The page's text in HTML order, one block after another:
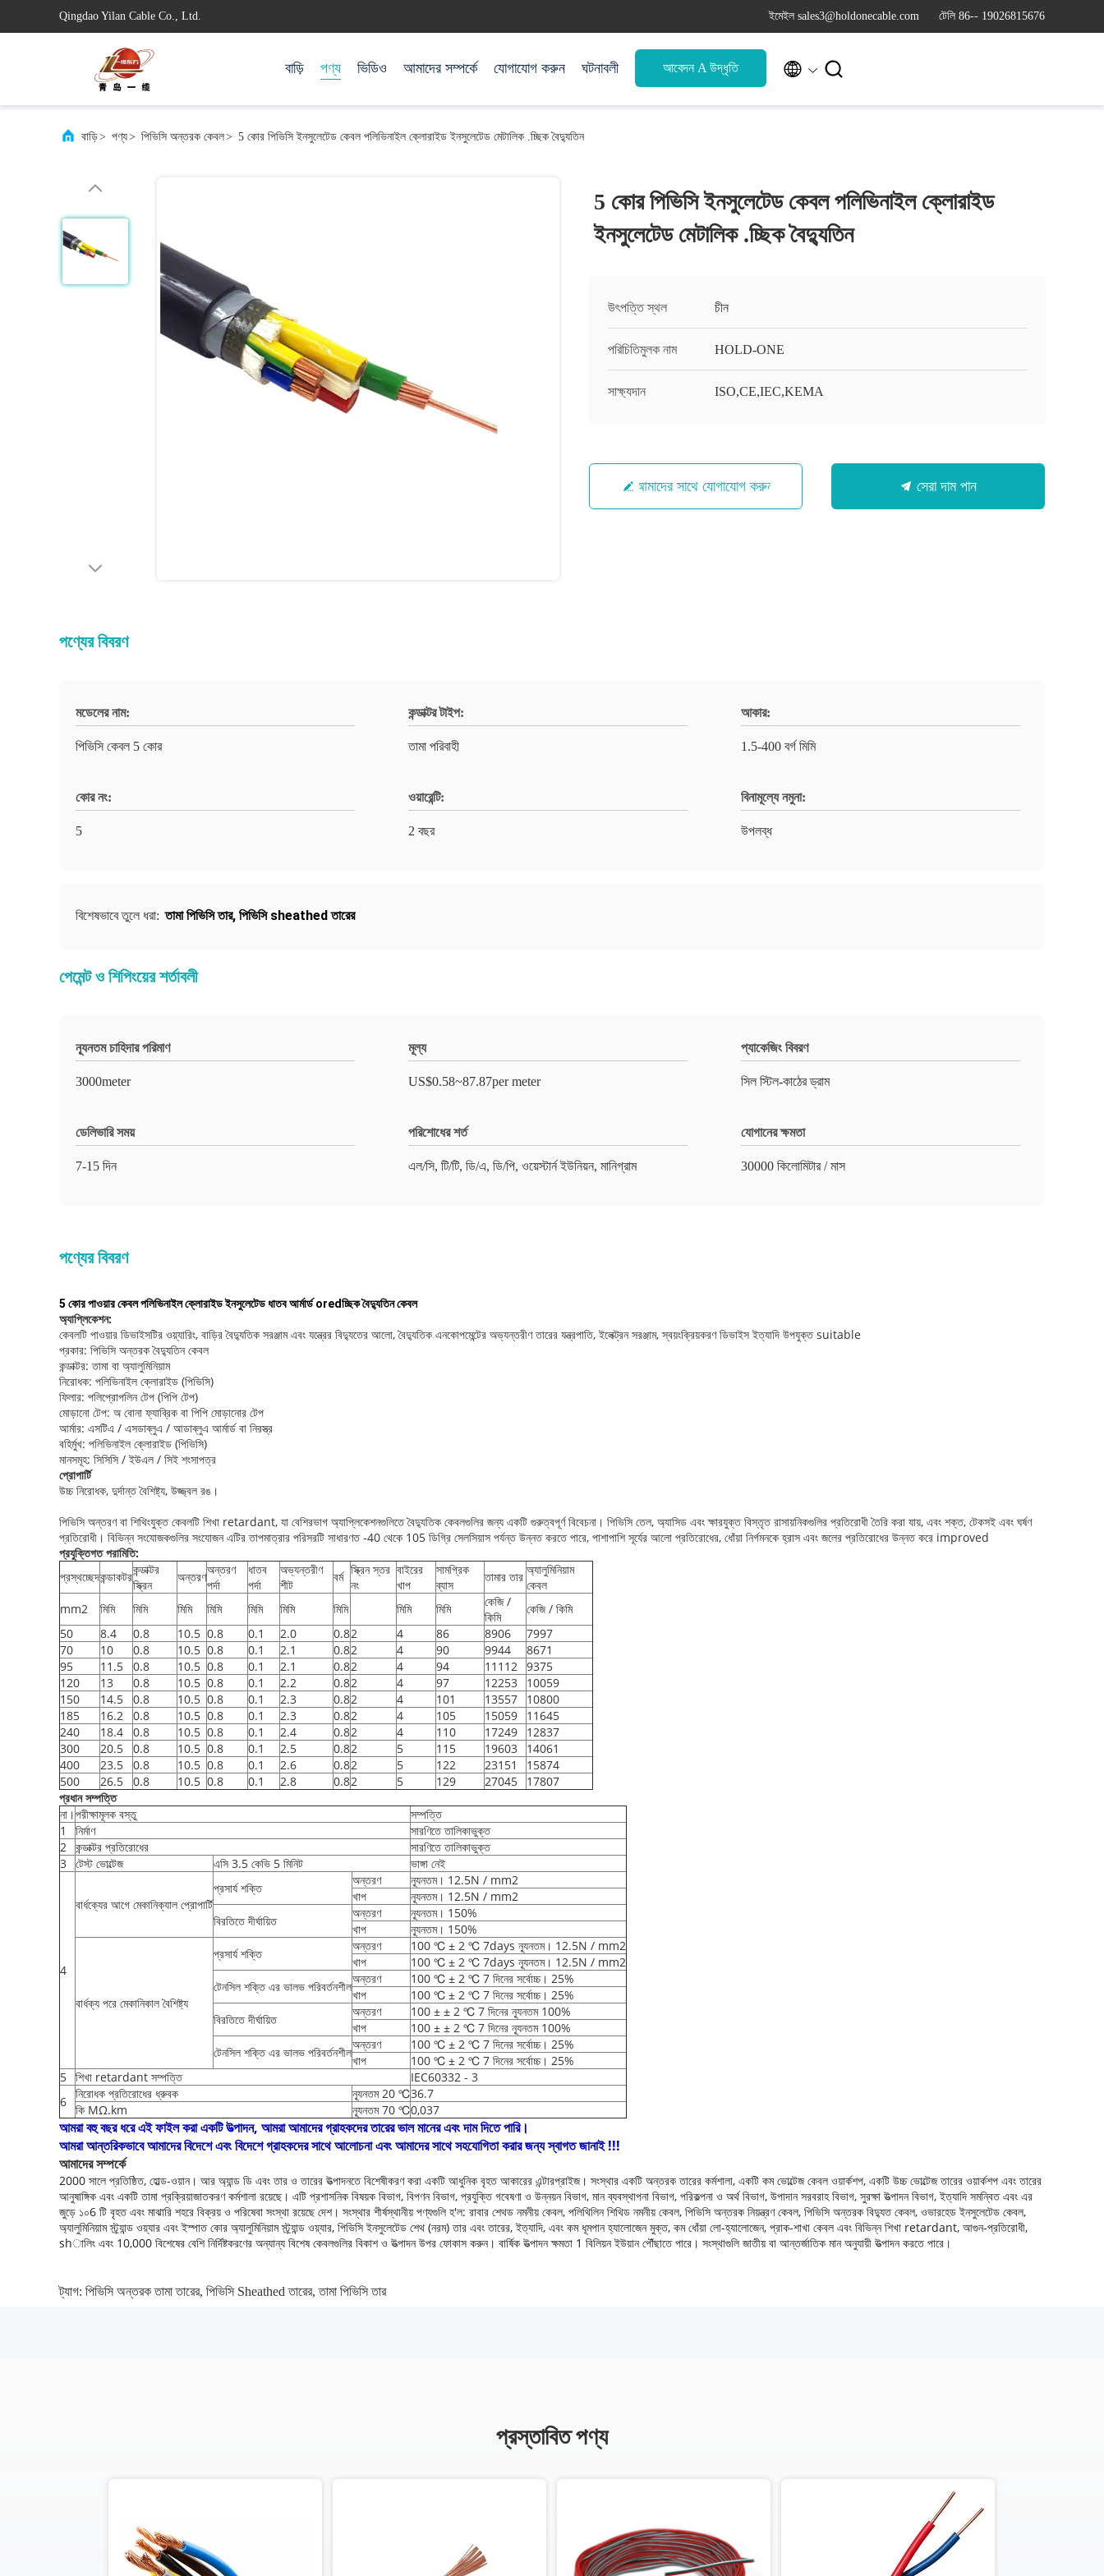
Qingdao Yilan Cable Co., Ltd. ইমেইল sales3@holdonecable.com টেলি 86-- 19026815676
বাড়ি পণ্য ভিডিও আমাদের সম্পর্কে যোগাযোগ করুন ঘটনাবলী আবেদন A উদ্ধৃতি  
বাড়ি> পণ্য> পিভিসি অন্তরক কেবল> 5 কোর পিভিসি ইনসুলেটেড কেবল পলিভিনাইল ক্লোরাইড ইনসুলেটেড মেটালিক .চ্ছিক বৈদ্যুতিন
5 কোর পিভিসি ইনসুলেটেড কেবল পলিভিনাইল ক্লোরাইড
ইনসুলেটেড মেটালিক .চ্ছিক বৈদ্যুতিন
উৎপত্তি স্থল চীন
পরিচিতিমুলক নাম HOLD-ONE
সাক্ষ্যদান ISO,CE,IEC,KEMA
আমাদের সাথে যোগাযোগ করুন সেরা দাম পান
পণ্যের বিবরণ
মডেলের নাম:
পিভিসি কেবল 5 কোর
কন্ডাক্টর টাইপ:
তামা পরিবাহী
আকার:
1.5-400 বর্গ মিমি
কোর নং:
5
ওয়ারেন্টি:
2 বছর
বিনামূল্যে নমুনা:
উপলব্ধ
বিশেষভাবে তুলে ধরা: তামা পিভিসি তার, পিভিসি sheathed তারের
পেমেন্ট ও শিপিংয়ের শর্তাবলী
ন্যূনতম চাহিদার পরিমাণ
3000meter
মূল্য
US$0.58~87.87per meter
প্যাকেজিং বিবরণ
সিল স্টিল-কাঠের ড্রাম
ডেলিভারি সময়
7-15 দিন
পরিশোধের শর্ত
এল/সি, টি/টি, ডি/এ, ডি/পি, ওয়েস্টার্ন ইউনিয়ন, মানিগ্রাম
যোগানের ক্ষমতা
30000 কিলোমিটার / মাস
পণ্যের বিবরণ
5 কোর পাওয়ার কেবল পলিভিনাইল ক্লোরাইড ইনসুলেটেড ধাতব আর্মার্ড oredচ্ছিক বৈদ্যুতিন কেবল
অ্যাপ্লিকেশন:
কেবলটি পাওয়ার ডিভাইসটির ওয়্যারিং, বাড়ির বৈদ্যুতিক সরঞ্জাম এবং যন্ত্রের বিদ্যুতের আলো, বৈদ্যুতিক এনকোপমেন্টের অভ্যন্তরীণ তারের যন্ত্রপাতি, ইলেক্ট্রন সরঞ্জাম, স্বয়ংক্রিয়করণ ডিভাইস ইত্যাদি উপযুক্ত suitable
প্রকার: পিভিসি অন্তরক বৈদ্যুতিন কেবল
কন্ডাক্টর: তামা বা অ্যালুমিনিয়াম
নিরোধক: পলিভিনাইল ক্লোরাইড (পিভিসি)
ফিলার: পলিপ্রোপলিন টেপ (পিপি টেপ)
মোড়ানো টেপ: অ বোনা ফ্যাব্রিক বা পিপি মোড়ানোর টেপ
আর্মার: এসটিএ / এসডাব্লুএ / আডাব্লুএ আর্মার্ড বা নিরস্ত্র
বহির্মুখ: পলিভিনাইল ক্লোরাইড (পিভিসি)
মানসমূহ: সিসিসি / ইউএল / সিই শংসাপত্র
প্রোপার্টি
উচ্চ নিরোধক, দুর্দান্ত বৈশিষ্ট্য, উজ্জ্বল রঙ।
পিভিসি অন্তরণ বা শিথিংযুক্ত কেবলটি শিখা retardant, যা বেশিরভাগ অ্যাপ্লিকেশনগুলিতে বৈদ্যুতিক কেবলগুলির জন্য একটি গুরুত্বপূর্ণ বিবেচনা। পিভিসি তেল, অ্যাসিড এবং ক্ষারযুক্ত বিস্তৃত রাসায়নিকগুলির প্রতিরোধী তৈরি করা যায়, এবং শক্ত, টেকসই এবং ঘর্ষণ
প্রতিরোধী। বিভিন্ন সংযোজকগুলির সংযোজন এটির তাপমাত্রার পরিসরটি সাধারণত -40 থেকে 105 ডিগ্রি সেলসিয়াস পর্যন্ত উন্নত করতে পারে, পাশাপাশি সূর্যের আলো প্রতিরোধের, ধোঁয়া নির্গমনকে হ্রাস এবং জলের প্রতিরোধের উন্নত করে improved
প্রযুক্তিগত পরামিতি:
প্রস্থচ্ছেদকন্ডাকটরকন্ডাক্টর
স্ক্রিন
অন্তরণঅন্তরণ
পর্দা
ধাতব
পর্দা
অভ্যন্তরীণ
শীট
বর্ম স্ক্রিন স্তর
নং
বাইরের
খাপ
সামগ্রিক
ব্যাস
তামার তার অ্যালুমিনিয়াম
কেবল
mm2
মিমি মিমি মিমি মিমি মিমি মিমি মিমি মিমি মিমি
কেজি /
কিমি
কেজি / কিমি
50
8.4 0.8 10.5 0.8 0.1 2.0 0.82 4 86 8906
7997
70
10 0.8 10.5 0.8 0.1 2.1 0.82 4 90 9944
8671
95
11.5 0.8 10.5 0.8 0.1 2.1 0.82 4 94 11112 9375
120
13 0.8 10.5 0.8 0.1 2.2 0.82 4 97 12253
10059
150
14.5 0.8 10.5 0.8 0.1 2.3 0.82 4 101 13557
10800
185
16.2 0.8 10.5 0.8 0.1 2.3 0.82 4 105 15059
11645
240
18.4 0.8 10.5 0.8 0.1 2.4 0.82 4 110 17249
12837
300
20.5 0.8 10.5 0.8 0.1 2.5 0.82 5 115 19603
14061
400
23.5 0.8 10.5 0.8 0.1 2.6 0.82 5 122 23151
15874
500
26.5 0.8 10.5 0.8 0.1 2.8 0.82 5 129 27045
17807
প্রধান সম্পত্তি
না।পরীক্ষামূলক বস্তু
সম্পত্তি
1
নির্মাণ
সারণিতে তালিকাভুক্ত
2 কন্ডাক্টর প্রতিরোধের
সারণিতে তালিকাভুক্ত
3 টেস্ট ভোল্টেজ এসি 3.5 কেভি 5 মিনিট ভাঙ্গা নেই
4
বার্ধক্যের আগে মেকানিক্যাল প্রোপার্টি
প্রসার্য শক্তি
অন্তরণ
ন্যূনতম। 12.5N / mm2
খাপ
ন্যূনতম। 12.5N / mm2
বিরতিতে দীর্ঘায়িত
অন্তরণ
ন্যূনতম। 150%
খাপ
ন্যূনতম। 150%
বার্ধক্য পরে মেকানিকাল বৈশিষ্ট্য
প্রসার্য শক্তি
অন্তরণ
100 ℃ ± 2 ℃ 7days ন্যূনতম। 12.5N / mm2
খাপ
100 ℃ ± 2 ℃ 7days ন্যূনতম। 12.5N / mm2
টেনসিল শক্তি এর ভালভ পরিবর্তনশীল
অন্তরণ
100 ℃ ± 2 ℃ 7 দিনের সর্বোচ্চ। 25%
খাপ
100 ℃ ± 2 ℃ 7 দিনের সর্বোচ্চ। 25%
বিরতিতে দীর্ঘায়িত
অন্তরণ
100 ± ± 2 ℃ 7 দিনের ন্যূনতম 100%
খাপ
100 ± ± 2 ℃ 7 দিনের ন্যূনতম 100%
টেনসিল শক্তি এর ভালভ পরিবর্তনশীল
অন্তরণ
100 ℃ ± 2 ℃ 7 দিনের সর্বোচ্চ। 25%
খাপ
100 ℃ ± 2 ℃ 7 দিনের সর্বোচ্চ। 25%
5 শিখা retardant সম্পত্তি
IEC60332 - 3
6
নিরোধক প্রতিরোধের ধ্রুবক ন্যূনতম 20 ℃36.7
কি MΩ.km
ন্যূনতম 70 ℃0,037
আমরা বহু বছর ধরে এই ফাইল করা একটি উত্পাদন, আমরা আমাদের গ্রাহকদের তারের ভাল মানের এবং দাম দিতে পারি।
আমরা আন্তরিকভাবে আমাদের বিদেশে এবং বিদেশে গ্রাহকদের সাথে আলোচনা এবং আমাদের সাথে সহযোগিতা করার জন্য স্বাগত জানাই !!!
আমাদের সম্পর্কে
2000 সালে প্রতিষ্ঠিত, হোল্ড-ওয়ান। আর অ্যান্ড ডি এবং তার ও তারের উত্পাদনতে বিশেষীকরণ করা একটি আধুনিক বৃহত আকারের এন্টারপ্রাইজ। সংস্থার একটি অন্তরক তারের কর্মশালা, একটি কম ভোল্টেজ কেবল ওয়ার্কশপ, একটি উচ্চ ভোল্টেজ তারের ওয়ার্কশপ এবং তারের
আনুষাঙ্গিক এবং একটি তামা প্রক্রিয়াজাতকরণ কর্মশালা রয়েছে। এটি প্রশাসনিক বিষয়ক বিভাগ, বিপণন বিভাগ, প্রযুক্তি গবেষণা ও উন্নয়ন বিভাগ, মান ব্যবস্থাপনা বিভাগ, পরিকল্পনা ও অর্থ বিভাগ, উপাদান সরবরাহ বিভাগ, সুরক্ষা উত্পাদন বিভাগ, ইত্যাদি সমন্বিত এবং এর
জুড়ে ১০6 টি বৃহত এবং মাঝারি শহরে বিক্রয় ও পরিষেবা সংস্থা রয়েছে দেশ। সংস্থার শীর্ষস্থানীয় পণ্যগুলি হ'ল: রাবার শেথড নমনীয় কেবল, পলিথিলিন শিথিড নমনীয় কেবল, পিভিসি অন্তরক নিয়ন্ত্রণ কেবল, পিভিসি অন্তরক বিদ্যুত কেবল, ওভারহেড ইনসুলেটেড কেবল,
অ্যালুমিনিয়াম স্ট্র্যান্ড ওয়্যার এবং ইস্পাত কোর অ্যালুমিনিয়াম স্ট্র্যান্ড ওয়্যার, পিভিসি ইনসুলেটেড শেথ (নরম) তার এবং তারের, ইত্যাদি, এবং কম ধূমপান হ্যালোজেন মুক্ত, কম ধোঁয়া লো-হ্যালোজেন, প্রাক-শাখা কেবল এবং বিভিন্ন শিখা retardant, আগুন-প্রতিরোধী,
shালিং এবং 10,000 বিশেষের বেশি নির্দিষ্টকরণের অন্যান্য বিশেষ কেবলগুলির বিকাশ ও উত্পাদন উপর ফোকাস করুন। বার্ষিক উত্পাদন ক্ষমতা 1 বিলিয়ন ইউয়ান পৌঁছাতে পারে। সংস্থাগুলি জাতীয় বা আন্তর্জাতিক মান অনুযায়ী উত্পাদন করতে পারে।
ট্যাগ: পিভিসি অন্তরক তামা তারের, পিভিসি Sheathed তারের, তামা পিভিসি তার
প্রস্তাবিত পণ্য